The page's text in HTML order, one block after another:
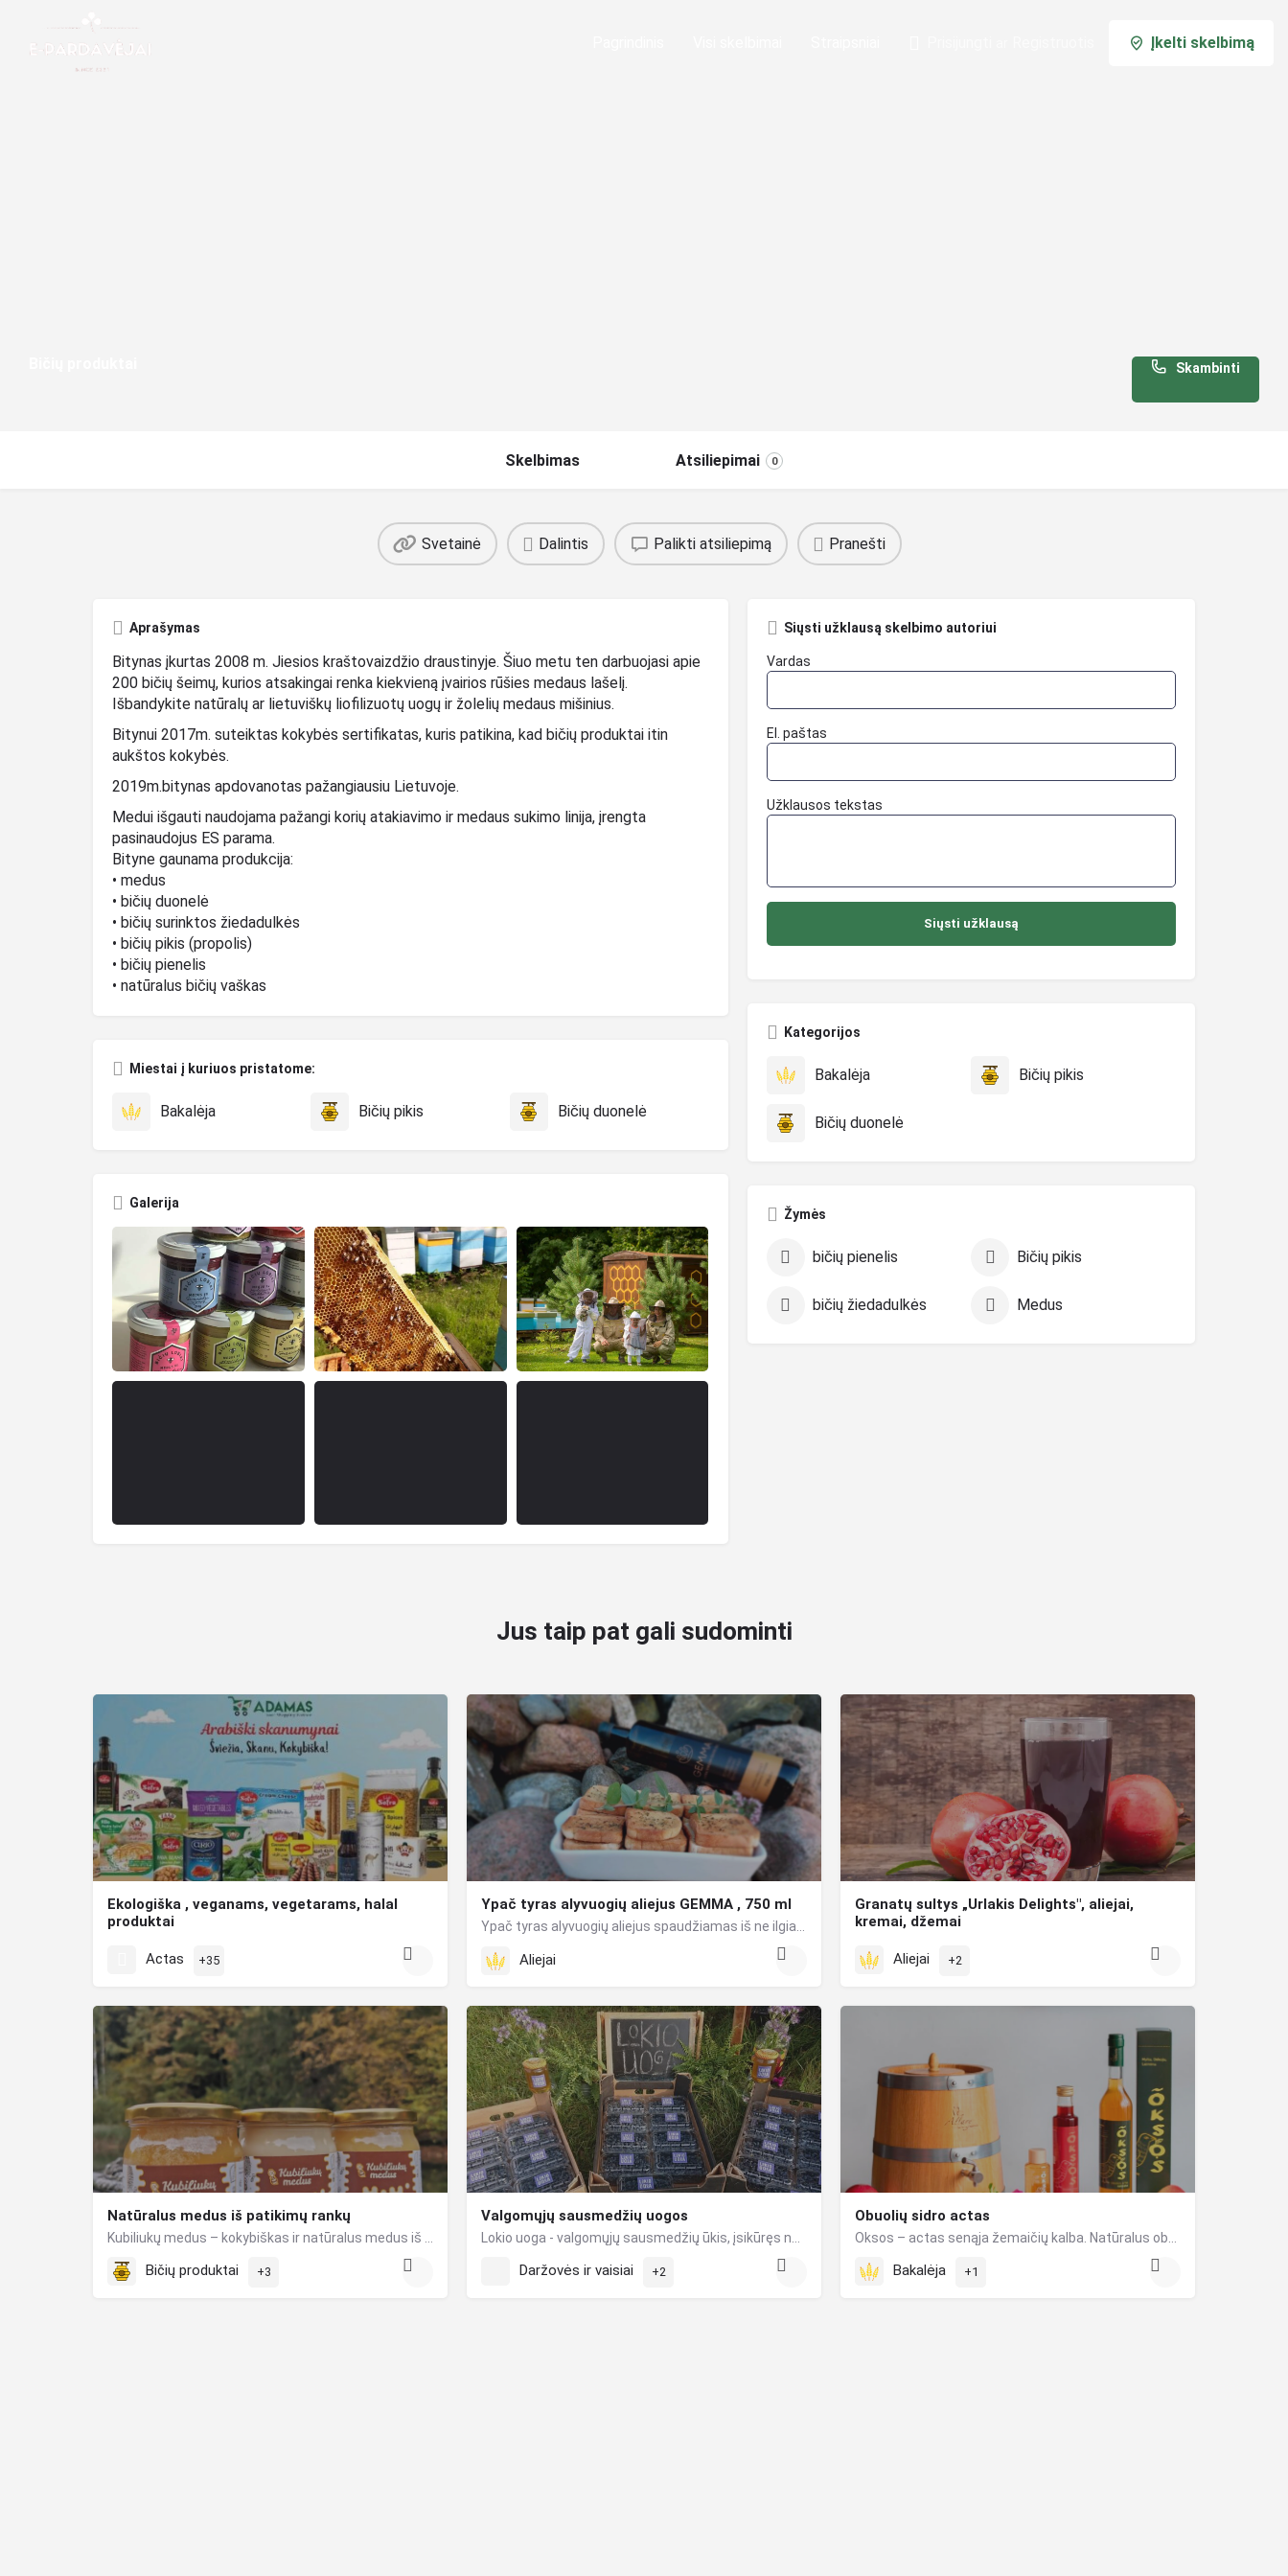
Įkelti skelbimą
Skambinti
Skelbimas Atsiliepimai 0
Svetainė Dalintis Palikti atsiliepimą Pranešti
Aprašymas
Bitynas įkurtas 2008 m. Jiesios kraštovaizdžio draustinyje. Šiuo metu ten darbuojasi apie
200 bičių šeimų, kurios atsakingai renka kiekvieną įvairios rūšies medaus lašelį.
Išbandykite natūralų ar lietuviškų liofilizuotų uogų ir žolelių medaus mišinius.
Bitynui 2017m. suteiktas kokybės sertifikatas, kuris patikina, kad bičių produktai itin
aukštos kokybės.
2019m.bitynas apdovanotas pažangiausiu Lietuvoje.
Medui išgauti naudojama pažangi korių atakiavimo ir medaus sukimo linija, įrengta
pasinaudojus ES parama.
Bityne gaunama produkcija:
• medus
• bičių duonelė
• bičių surinktos žiedadulkės
• bičių pikis (propolis)
• bičių pienelis
• natūralus bičių vaškas
Miestai į kuriuos pristatome:
Bakalėja Bičių pikis Bičių duonelė
Galerija
Siųsti užklausą skelbimo autoriui
Vardas
El. paštas
Užklausos tekstas
Kategorijos
Bakalėja Bičių pikis
Bičių duonelė
Žymės
bičių pienelis Bičių pikis
bičių žiedadulkės Medus
Jus taip pat gali sudominti
Ekologiška , veganams, vegetarams, halal
produktai
Actas +35
Ypač tyras alyvuogių aliejus GEMMA , 750 ml
Ypač tyras alyvuogių aliejus spaudžiamas iš ne ilgiau kaip prieš 12 valandų rankomis nuskintų „Manaki”…
Aliejai
Granatų sultys „Urlakis Delights", aliejai,
kremai, džemai
Aliejai +2
Natūralus medus iš patikimų rankų
Kubiliukų medus – kokybiškas ir natūralus medus iš patikimų rankų. Kodėl patikimų? Apie savo veiklą nuolatos…
Bičių produktai +3
Valgomųjų sausmedžių uogos
Lokio uoga - valgomųjų sausmedžių ūkis, įsikūręs netoli Lokio upelio Jonavos rajone. Jūsų namų stalui vasaros…
Daržovės ir vaisiai +2
Obuolių sidro actas
Oksos – actas senąja žemaičių kalba. Natūralus obuolių sidro actas Oksos – turtingo skonio, rūpestingas,…
Bakalėja +1